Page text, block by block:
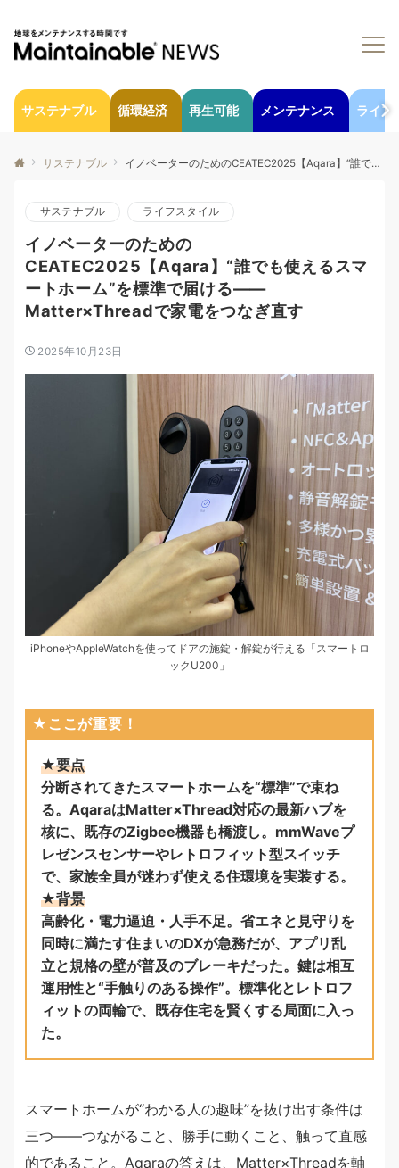
サステナブル 循環経済 再生可能 メンテナンス ライフ
サステナブル イノベーターのためのCEATEC2025【Aqara】“誰でも使えるスマートホーム”を標準で届ける——Matter×Threadで家電をつなぎ直す
サステナブル ライフスタイル
イノベーターのための
CEATEC2025【Aqara】“誰でも使えるスマ
ートホーム”を標準で届ける——
Matter×Threadで家電をつなぎ直す
2025年10月23日
iPhoneやAppleWatchを使ってドアの施錠・解錠が行える「スマートロ
ックU200」
★ここが重要！
★要点
分断されてきたスマートホームを“標準”で束ね
る。AqaraはMatter×Thread対応の最新ハブを
核に、既存のZigbee機器も橋渡し。mmWaveプ
レゼンスセンサーやレトロフィット型スイッチ
で、家族全員が迷わず使える住環境を実装する。
★背景
高齢化・電力逼迫・人手不足。省エネと見守りを
同時に満たす住まいのDXが急務だが、アプリ乱
立と規格の壁が普及のブレーキだった。鍵は相互
運用性と“手触りのある操作”。標準化とレトロフ
ィットの両輪で、既存住宅を賢くする局面に入っ
た。
スマートホームが“わかる人の趣味”を抜け出す条件は
三つ——つながること、勝手に動くこと、触って直感
的であること。Aqaraの答えは、Matter×Threadを軸